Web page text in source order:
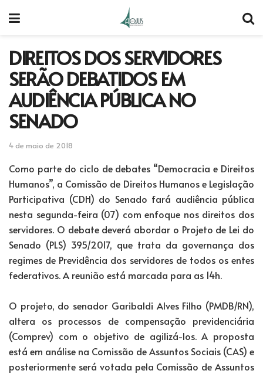
DIREITOS DOS SERVIDORES
SERÃO DEBATIDOS EM
AUDIÊNCIA PÚBLICA NO
SENADO
4 de maio de 2018
Como parte do ciclo de debates “Democracia e Direitos
Humanos”, a Comissão de Direitos Humanos e Legislação
Participativa (CDH) do Senado fará audiência pública
nesta segunda-feira (07) com enfoque nos direitos dos
servidores. O debate deverá abordar o Projeto de Lei do
Senado (PLS) 395/2017, que trata da governança dos
regimes de Previdência dos servidores de todos os entes
federativos. A reunião está marcada para as 14h.
O projeto, do senador Garibaldi Alves Filho (PMDB/RN),
altera os processos de compensação previdenciária
(Comprev) com o objetivo de agilizá-los. A proposta
está em análise na Comissão de Assuntos Sociais (CAS) e
posteriormente será votada pela Comissão de Assuntos